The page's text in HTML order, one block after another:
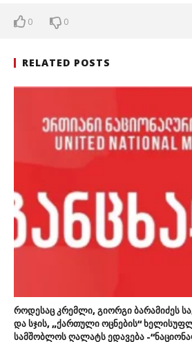
0 0
RELATED POSTS
როდესაც კრემლი, გიორგი ბარამიძეს
და სჯის, „ქართული ოცნების“
სამშობლოს ღალატს ედავება -